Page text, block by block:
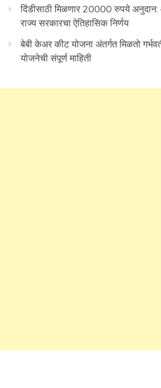
दिंडीसाठी मिळणार 20000 रुपये अनुदान:
राज्य सरकारचा ऐतिहासिक निर्णय
बेबी केअर कीट योजना अंतर्गत मिळतो
योजनेची संपूर्ण माहिती